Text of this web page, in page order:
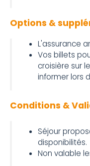
Options &
L'assurance
Vos billets
croisière sur
informer lors
Conditions &
Séjour
disponibilités.
Non valable